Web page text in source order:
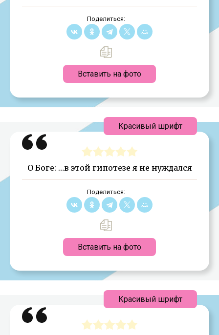
Поделиться:
Вставить на фото
О Боге: …в этой гипотезе я не нуждался
Поделиться:
Вставить на фото
Красивый шрифт
Красивый шрифт